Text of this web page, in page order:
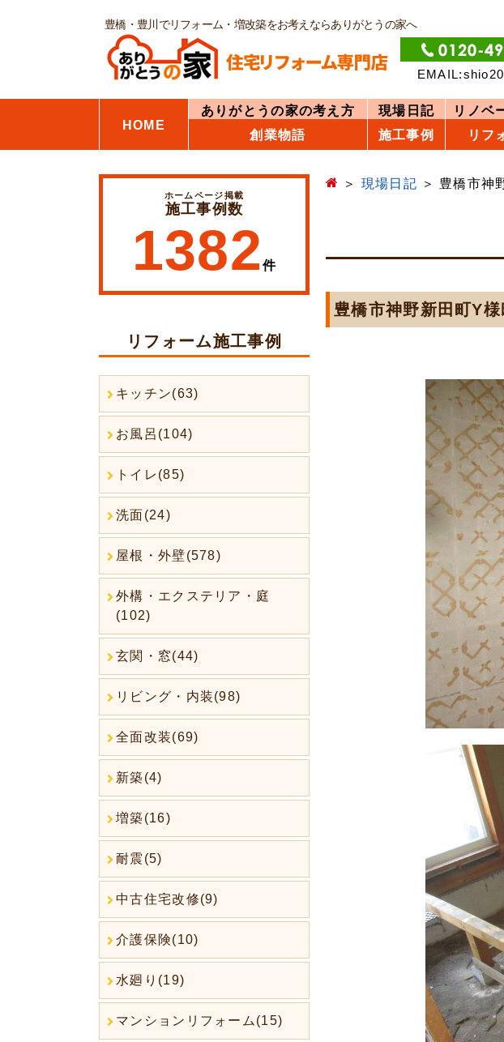
豊橋・豊川でリフォーム・増改築をお考えならありがとうの家へ
HOME
ありがとうの家の考え方 現場日記 リノベ
創業物語
施工事例 リフ
現場日記 豊橋市神
豊橋市神野新田町Y
ホームページ掲載
施工事例数
1382件
リフォーム施工事例
キッチン(63)
お風呂(104)
トイレ(85)
洗面(24)
屋根・外壁(578)
外構・エクステリア・庭
(102)
玄関・窓(44)
リビング・内装(98)
全面改装(69)
新築(4)
増築(16)
耐震(5)
中古住宅改修(9)
介護保険(10)
水廻り(19)
マンションリフォーム(15)